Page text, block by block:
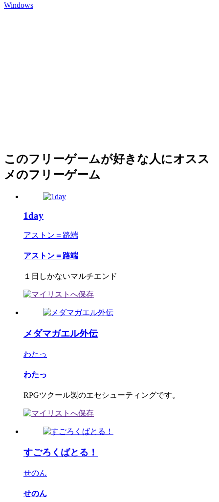
Windows
このフリーゲームが好きな人にオスス
メのフリーゲーム
1day
アストン＝路端
アストン＝路端
１日しかないマルチエンド
メダマガエル外伝
わたっ
わたっ
RPGツクール製のエセシューティングです。
すごろくばとる！
せのん
せのん